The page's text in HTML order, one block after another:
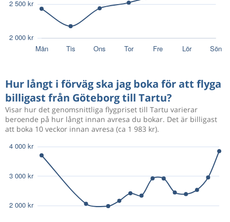
Hur långt i förväg ska jag boka för att flyga
billigast från Göteborg till Tartu?
Visar hur det genomsnittliga flygpriset till Tartu varierar
beroende på hur långt innan avresa du bokar. Det är billigast
att boka 10 veckor innan avresa (ca 1 983 kr).